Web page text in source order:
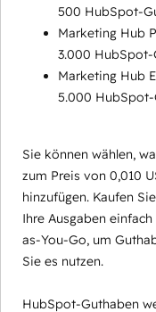
500 HubSpot-
Marketing Hub
3.000 HubSpot-
Marketing Hub
5.000 HubSpot-
Sie können wählen,
zum Preis von 0,010
hinzufügen. Kaufen
Ihre Ausgaben
as-You-Go, um
Sie es nutzen.
HubSpot-Guthaben